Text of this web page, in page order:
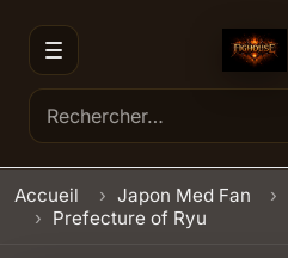
Accueil Japon Med Fan
Prefecture of Ryu